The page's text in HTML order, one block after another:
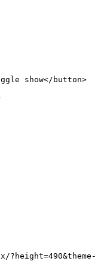
show</button>
?height=490&theme-